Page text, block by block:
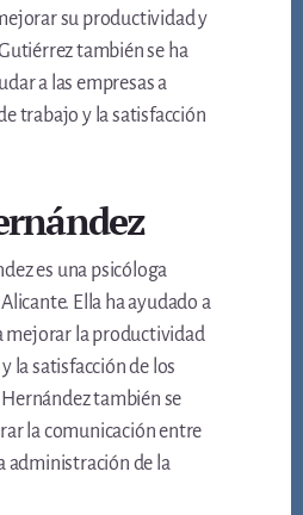
su productividad y
también se ha
a las empresas a
trabajo y la satisfacción
es una psicóloga
Ella ha ayudado a
mejorar la productividad
la satisfacción de los
también se
la comunicación entre
administración de la